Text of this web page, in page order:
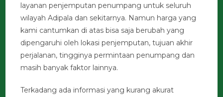
layanan penjemputan penumpang untuk seluruh
wilayah Adipala dan sekitarnya. Namun harga yang
kami cantumkan di atas bisa saja berubah yang
dipengaruhi oleh lokasi penjemputan, tujuan akhir
perjalanan, tingginya permintaan penumpang dan
masih banyak faktor lainnya.
Terkadang ada informasi yang kurang akurat